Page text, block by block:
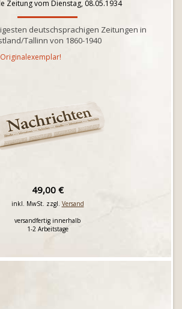
Zeitung vom Dienstag, 08.05.1934
deutschsprachigen Zeitungen in
Tallinn von 1860-1940
49,00 €
inkl. MwSt. zzgl. Versand
versandfertig innerhalb
1-2 Arbeitstage